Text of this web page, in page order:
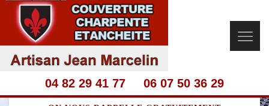
04 82 29 41 77 06 07 50 36 29